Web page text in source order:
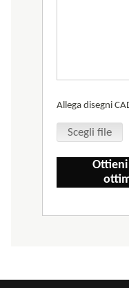
Allega disegni
Scegli file